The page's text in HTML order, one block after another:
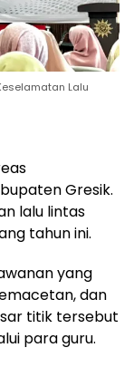
Lalu
Gresik.
lalu lintas
tahun ini.
yang
dan
titik tersebut
para guru.